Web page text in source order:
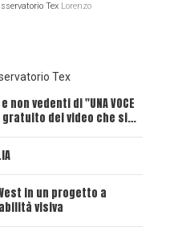
Tex Lorenzo
Tex
vedenti di "UNA VOCE
gratuito dei video che si…
West in un progetto a
visiva